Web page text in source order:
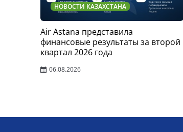
НОВОСТИ КАЗАХСТАНА
Air Astana представила
финансовые результаты за второй
квартал 2026 года
06.08.2026